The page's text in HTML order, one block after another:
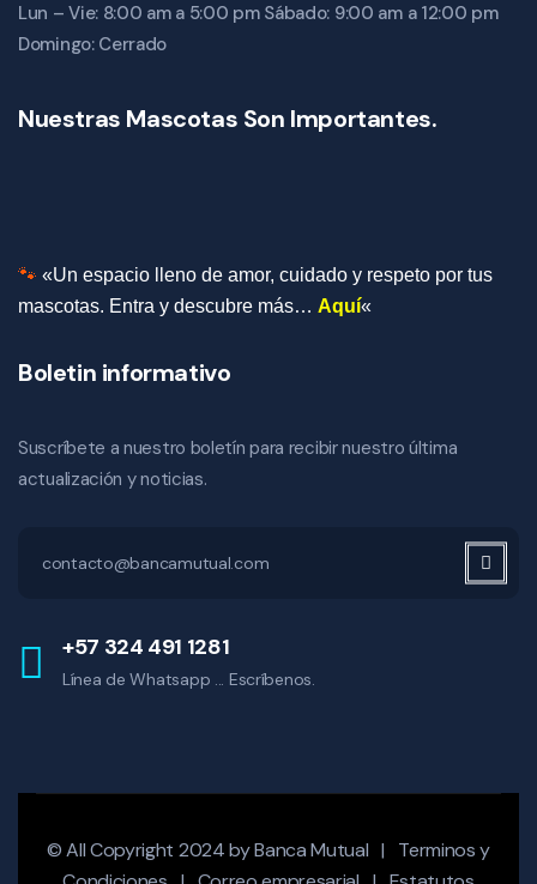
Lun – Vie: 8:00 am a 5:00 pm Sábado: 9:00 am a 12:00 pm
Domingo: Cerrado
Nuestras Mascotas Son Importantes.
🐾 «Un espacio lleno de amor, cuidado y respeto por tus
mascotas. Entra y descubre más… Aquí«
Boletin informativo
Suscríbete a nuestro boletín para recibir nuestro última
actualización y noticias.
+57 324 491 1281
Línea de Whatsapp ... Escríbenos.
© All Copyright 2024 byBanca Mutual | Terminos y